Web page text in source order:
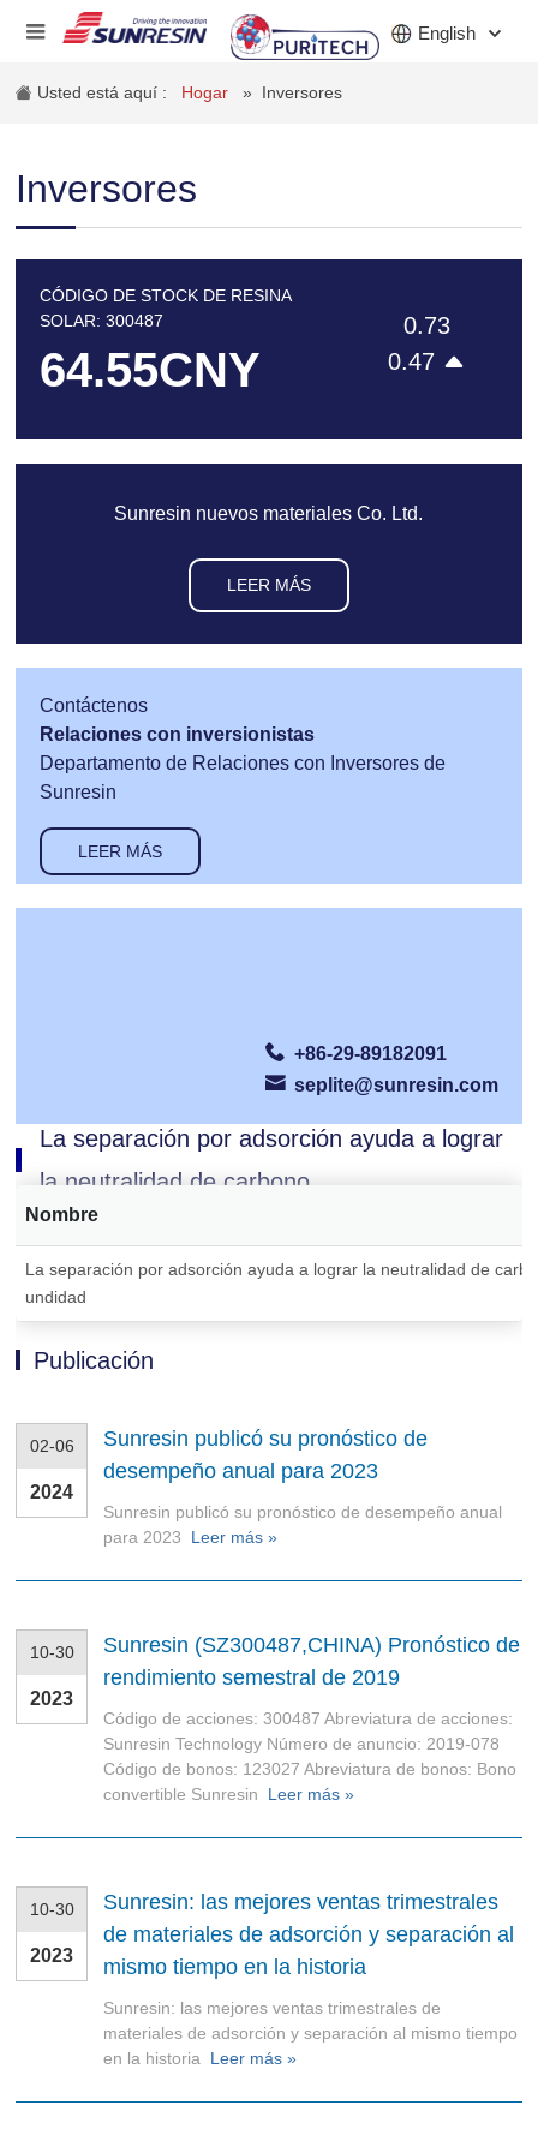
English
INDUSTRIA
INVERSORES
NOTICIAS
Usted está aquí : Hogar » Inversores
Inversores
CÓDIGO DE STOCK DE RESINA
SOLAR: 300487
64.55CNY
0.73
0.47
Sunresin nuevos materiales Co. Ltd.
LEER MÁS
Contáctenos
Relaciones con inversionistas
Departamento de Relaciones con Inversores de
Sunresin
LEER MÁS
+86-29-89182091
seplite@sunresin.com
La separación por adsorción ayuda a lograr
la neutralidad de carbono
Nombre
La separación por adsorción ayuda a lograr la neutralidad de
undidad
Publicación
02-06
2024
Sunresin publicó su pronóstico de
desempeño anual para 2023
Sunresin publicó su pronóstico de desempeño anual
para 2023 Leer más »
10-30
2023
Sunresin (SZ300487,CHINA) Pronóstico de
rendimiento semestral de 2019
Código de acciones: 300487 Abreviatura de acciones:
Sunresin Technology Número de anuncio: 2019-078
Código de bonos: 123027 Abreviatura de bonos: Bono
convertible Sunresin Leer más »
10-30
2023
Sunresin: las mejores ventas trimestrales
de materiales de adsorción y separación al
mismo tiempo en la historia
Sunresin: las mejores ventas trimestrales de
materiales de adsorción y separación al mismo tiempo
en la historia Leer más »